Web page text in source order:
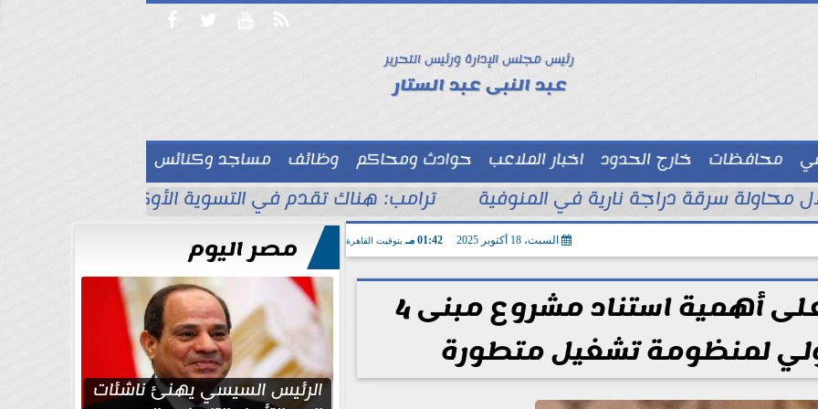
   
رئيس مجلس الإدارة ورئيس التحرير
عبد النبى عبد الستار
محافظات خارج الحدود اخبار الملاعب حوادث ومحاكم وظائف
مساجد وكنائس
توك شو 
ترامب: هناك تقدم في التسوية الأوكرانية
السبت، 18 أكتوبر 2025 01:42 مـ بتوقيت القاهرة
الرئيس السيسي يشدد على أهمية استناد مشروع مبنى 4
لمنظومة تشغيل متطورة
مصر اليوم
الرئيس السيسي يهنئ ناشئات